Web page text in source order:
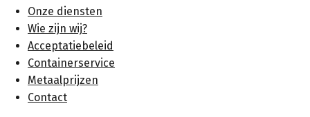
Onze diensten
Wie zijn wij?
Acceptatiebeleid
Containerservice
Metaalprijzen
Contact